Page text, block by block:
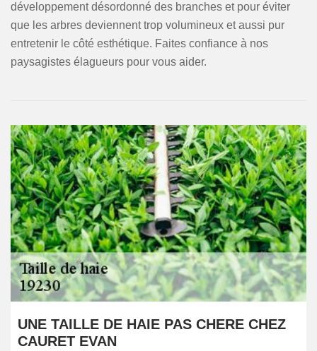
développement désordonné des branches et pour éviter
que les arbres deviennent trop volumineux et aussi pur
entretenir le côté esthétique. Faites confiance à nos
paysagistes élagueurs pour vous aider.
UNE TAILLE DE HAIE PAS CHERE CHEZ
CAURET EVAN